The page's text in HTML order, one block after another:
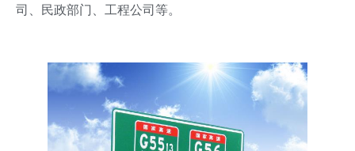
司、民政部门、工程公司等。